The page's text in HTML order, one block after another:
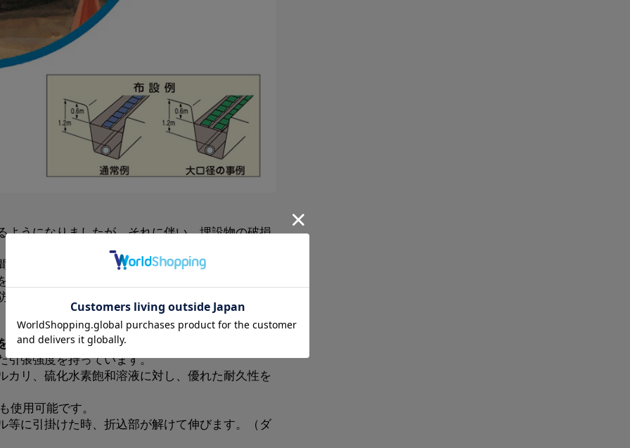
ようになりましたが、それに伴い、埋設物の破損
敷設され、掘削工事中に機械に巻きつくことに
たすものです。
することができます。
用し、次の様な優れた特長を持っています。
引張強度を持っています。
リ、硫化水素飽和溶液に対し、優れた耐久性を
使用可能です。
等に引掛けた時、折込部が解けて伸びます。（ダ